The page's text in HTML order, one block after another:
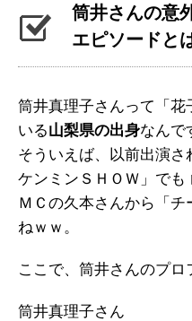
筒井さんの意
エピソードと
筒井真理子さんって「花
いる山梨県の出身なんで
そういえば、以前出演
ケンミンＳＨＯＷ」でも
ＭＣの久本さんから「
ねｗｗ。
ここで、筒井さんのプ
筒井真理子さん